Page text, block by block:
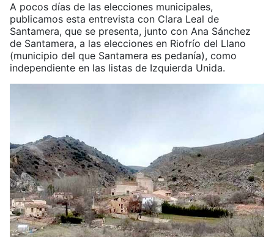
A pocos días de las elecciones municipales,
publicamos esta entrevista con Clara Leal de
Santamera, que se presenta, junto con Ana Sánchez
de Santamera, a las elecciones en Riofrío del Llano
(municipio del que Santamera es pedanía), como
independiente en las listas de Izquierda Unida.